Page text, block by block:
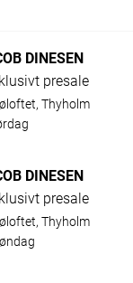
DINESEN
presale
Thyholm
DINESEN
presale
Thyholm